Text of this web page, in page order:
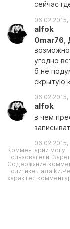
сейчас
06.02.2015,
alfok
Omar76
угодно
б не
скрытую
06.02.2015,
alfok
в чем
06.02.2015,
Комментарии могут
пользователи.
Содержание
политике
характер